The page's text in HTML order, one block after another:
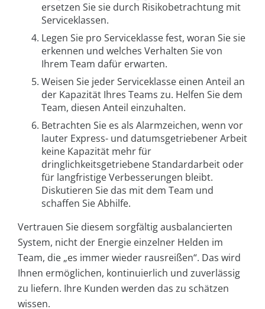
ersetzen Sie sie durch Risikobetrachtung mit
Serviceklassen.
Legen Sie pro Serviceklasse fest, woran Sie sie
erkennen und welches Verhalten Sie von
Ihrem Team dafür erwarten.
Weisen Sie jeder Serviceklasse einen Anteil an
der Kapazität Ihres Teams zu. Helfen Sie dem
Team, diesen Anteil einzuhalten.
Betrachten Sie es als Alarmzeichen, wenn vor
lauter Express- und datumsgetriebener Arbeit
keine Kapazität mehr für
dringlichkeitsgetriebene Standardarbeit oder
für langfristige Verbesserungen bleibt.
Diskutieren Sie das mit dem Team und
schaffen Sie Abhilfe.
Vertrauen Sie diesem sorgfältig ausbalancierten
System, nicht der Energie einzelner Helden im
Team, die „es immer wieder rausreißen“. Das wird
Ihnen ermöglichen, kontinuierlich und zuverlässig
zu liefern. Ihre Kunden werden das zu schätzen
wissen.